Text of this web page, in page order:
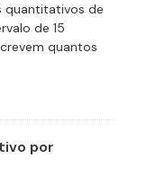
quantitativos de
de 15
quantos
por